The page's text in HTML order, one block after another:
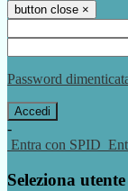
button close ×
Password
-
Entra con SPID
Seleziona utente